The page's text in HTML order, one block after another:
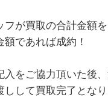
が買取の合計金額
であれば成約！
入をご協力頂いた後
して買取完了となり